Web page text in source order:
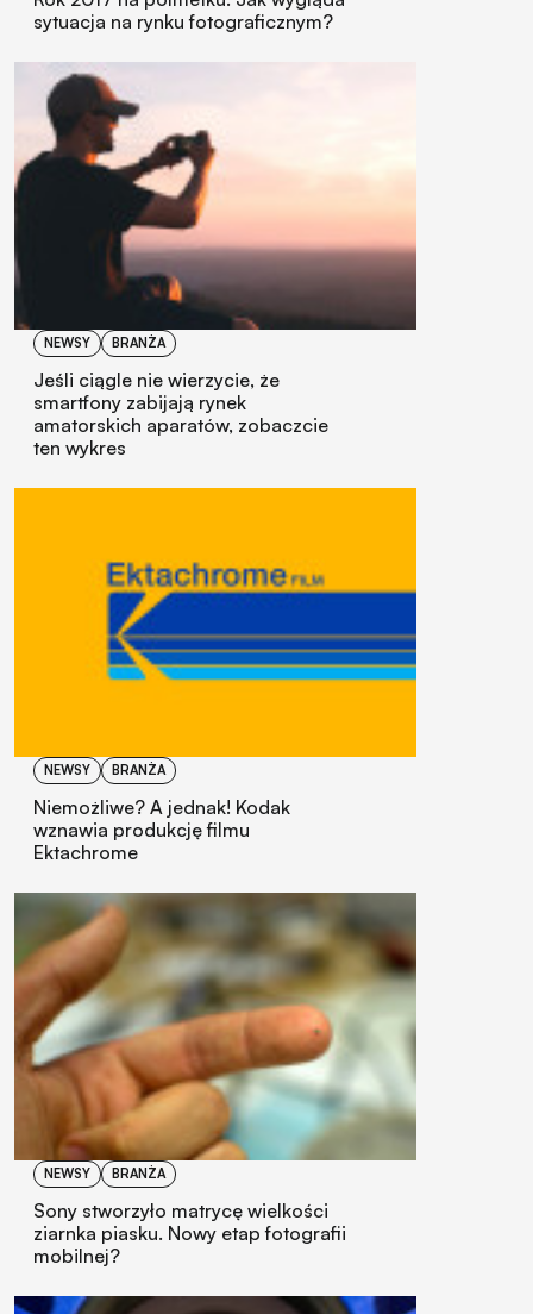
sytuacja na rynku fotograficznym?
NEWSY BRANŻA
Jeśli ciągle nie wierzycie, że
smartfony zabijają rynek
amatorskich aparatów, zobaczcie
ten wykres
NEWSY BRANŻA
Niemożliwe? A jednak! Kodak
wznawia produkcję filmu
Ektachrome
NEWSY BRANŻA
Sony stworzyło matrycę wielkości
ziarnka piasku. Nowy etap fotografii
mobilnej?